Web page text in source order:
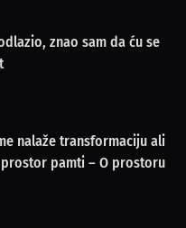
znao sam da ću se
nalaže transformaciju ali
pamti – O prostoru